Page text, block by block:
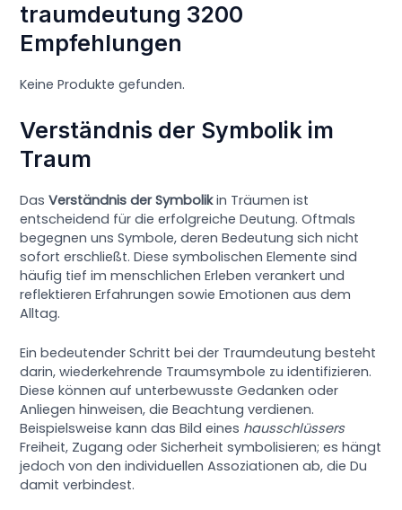
traumdeutung 3200
Empfehlungen
Keine Produkte gefunden.
Verständnis der Symbolik im
Traum
DasVerständnis der Symbolikin Träumen ist
entscheidend für die erfolgreiche Deutung. Oftmals
begegnen uns Symbole, deren Bedeutung sich nicht
sofort erschließt. Diese symbolischen Elemente sind
häufig tief im menschlichen Erleben verankert und
reflektieren Erfahrungen sowie Emotionen aus dem
Alltag.
Ein bedeutender Schritt bei der Traumdeutung besteht
darin, wiederkehrende Traumsymbole zu identifizieren.
Diese können auf unterbewusste Gedanken oder
Anliegen hinweisen, die Beachtung verdienen.
Beispielsweise kann das Bild eines hausschlüssers
Freiheit, Zugang oder Sicherheit symbolisieren; es hängt
jedoch von den individuellen Assoziationen ab, die Du
damit verbindest.